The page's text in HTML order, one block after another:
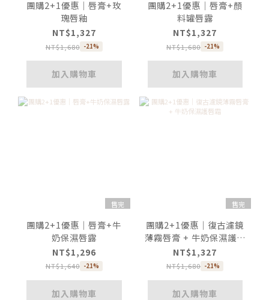
團購2+1優惠｜唇膏+玫
瑰唇釉
NT$1,327
NT$1,680 -21%
加入購物車
團購2+1優惠｜唇膏+顏
料罐唇露
NT$1,327
NT$1,680 -21%
加入購物車
售完
團購2+1優惠｜唇膏+牛
奶保濕唇露
NT$1,296
NT$1,640 -21%
加入購物車
售完
團購2+1優惠｜復古濾鏡
薄霧唇膏 + 牛奶保濕護唇
霜
NT$1,327
NT$1,680 -21%
加入購物車